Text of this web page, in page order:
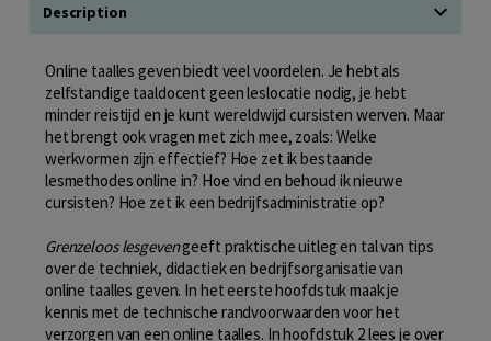
Description
Online taalles geven biedt veel voordelen. Je hebt als
zelfstandige taaldocent geen leslocatie nodig, je hebt
minder reistijd en je kunt wereldwijd cursisten werven. Maar
het brengt ook vragen met zich mee, zoals: Welke
werkvormen zijn effectief? Hoe zet ik bestaande
lesmethodes online in? Hoe vind en behoud ik nieuwe
cursisten? Hoe zet ik een bedrijfsadministratie op?
Grenzeloos lesgevengeeft praktische uitleg en tal van tips
over de techniek, didactiek en bedrijfsorganisatie van
online taalles geven. In het eerste hoofdstuk maak je
kennis met de technische randvoorwaarden voor het
verzorgen van een online taalles. In hoofdstuk 2 lees je over